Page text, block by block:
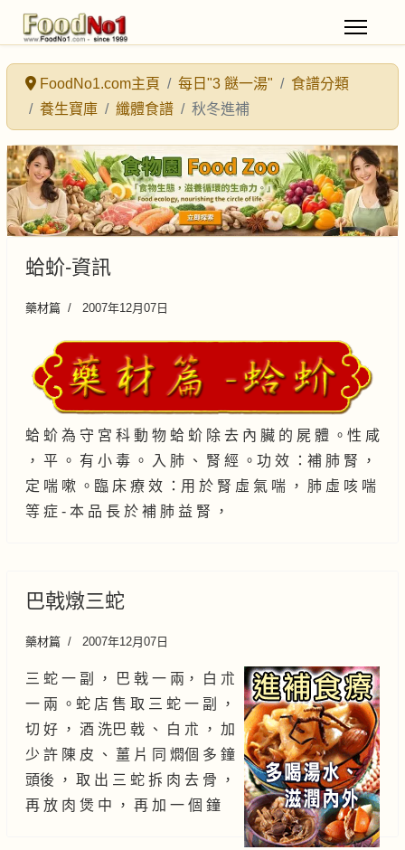
FoodNo1.com主頁 每日"3 餸一湯"
食譜分類
養生寶庫
纖體食譜 秋冬進補
蛤蚧-資訊
藥材篇 2007年12月07日
蛤 蚧 為 守 宮 科 動 物 蛤 蚧 除 去 內 臟 的 屍 體 。性 咸
， 平 。 有 小 毒 。 入 肺 、 腎 經 。功 效 ：補 肺 腎 ，
定 喘 嗽 。臨 床 療 效 ：用 於 腎 虛 氣 喘 ， 肺 虛 咳 喘
等 症 - 本 品 長 於 補 肺 益 腎 ，
巴戟燉三蛇
藥材篇 2007年12月07日
三 蛇 一 副 ， 巴 戟 一 兩， 白 朮
一 兩 。蛇 店 售 取 三 蛇 一 副 ，
切 好 ， 酒 洗巴 戟 、 白 朮 ， 加
少 許 陳 皮 、 薑 片 同 燜個 多 鐘
頭後 ， 取 出 三 蛇 拆 肉 去 骨 ，
再 放 肉 煲 中 ， 再 加 一 個 鐘